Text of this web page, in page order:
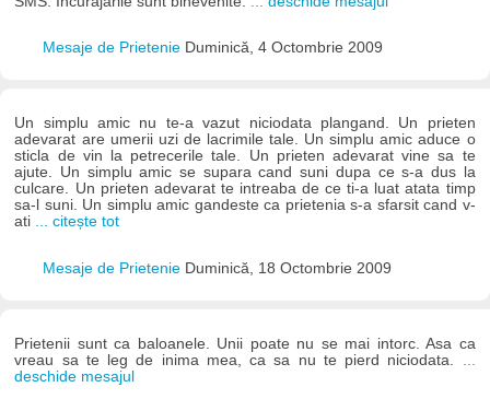
Mesaje de Prietenie Duminică, 4 Octombrie 2009
Un simplu amic nu te-a vazut niciodata plangand. Un prieten
adevarat are umerii uzi de lacrimile tale. Un simplu amic aduce o
sticla de vin la petrecerile tale. Un prieten adevarat vine sa te
ajute. Un simplu amic se supara cand suni dupa ce s-a dus la
culcare. Un prieten adevarat te intreaba de ce ti-a luat atata timp
sa-l suni. Un simplu amic gandeste ca prietenia s-a sfarsit cand v-
ati ... citește tot
Mesaje de Prietenie Duminică, 18 Octombrie 2009
Prietenii sunt ca baloanele. Unii poate nu se mai intorc. Asa ca
vreau sa te leg de inima mea, ca sa nu te pierd niciodata. ...
deschide mesajul